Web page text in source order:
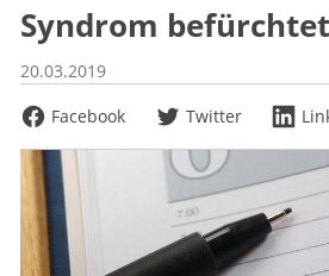
Syndrom befürchtet
20.03.2019
Facebook
Twitter